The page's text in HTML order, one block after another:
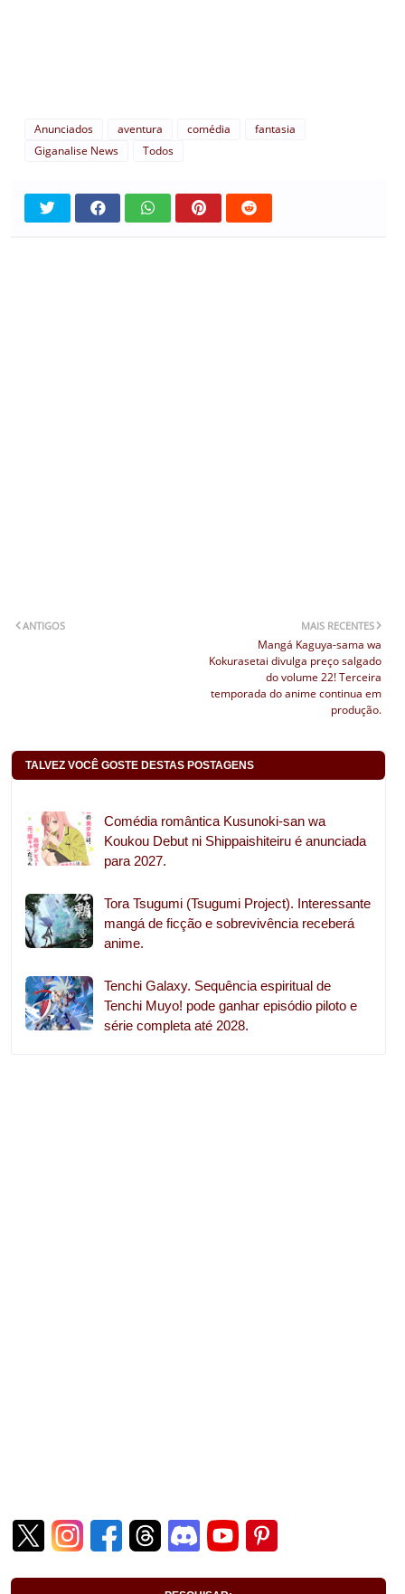
Anunciados aventura comédia
fantasia
Giganalise News
Todos
MAIS RECENTES
Mangá Kaguya-sama wa
Kokurasetai divulga preço salgado
do volume 22! Terceira
temporada do anime continua em
produção.
ANTIGOS
TALVEZ VOCÊ GOSTE DESTAS POSTAGENS
Comédia romântica Kusunoki-san wa
Koukou Debut ni Shippaishiteiru é anunciada
para 2027.
Tora Tsugumi (Tsugumi Project). Interessante
mangá de ficção e sobrevivência receberá
anime.
Tenchi Galaxy. Sequência espiritual de
Tenchi Muyo! pode ganhar episódio piloto e
série completa até 2028.